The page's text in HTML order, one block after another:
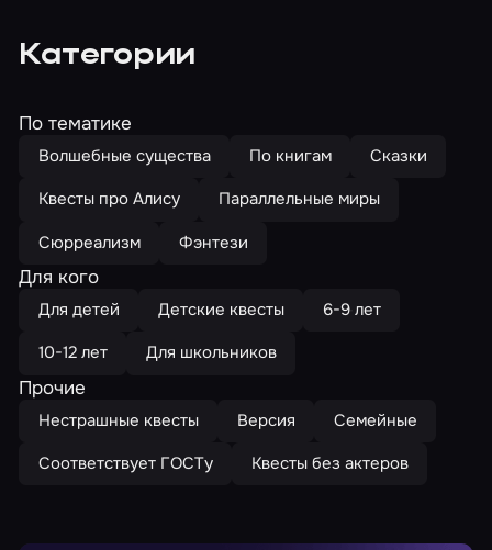
Категории
По тематике
Волшебные существа По книгам
Сказки
Квесты про Алису
Параллельные миры
Сюрреализм
Фэнтези
Для кого
Для детей Детские квесты
6-9 лет
10-12 лет
Для школьников
Прочие
Нестрашные квесты Версия
Семейные
Соответствует ГОСТу
Квесты без актеров